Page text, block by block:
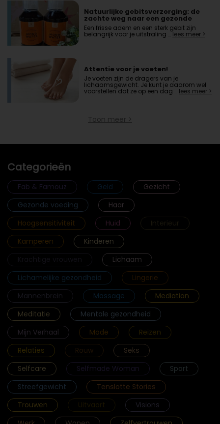
Natuurlijke gebitsverzorging: de
zachte weg naar een gezonde
mond
Een frisse adem en een sterk gebit zijn
belangrijk voor je uitstraling …lees meer >
Attentie voor je voeten!
Je voeten zijn de dragers van je
lichaamsgewicht. Je kunt je daarom wel
voorstellen dat ze op een dag … lees meer >
Toon meer >
Categorieën
Fab & Famouz Geld
Gezicht
Gezonde voeding
Haar
Hoogsensitiviteit
Huid
Interieur
Kamperen
Kinderen
Lichaam
Lichamelijke gezondheid
Lingerie
Mannenbrein
Massage
Mediation
Meditatie
Mentale gezondheid
Mijn Verhaal
Mode
Reizen
Relaties
Rouw
Seks
Selfcare
Selfmade Woman
Sport
Streefgewicht
Tenslotte Stories
Trouwen
Uitvaart
Visions